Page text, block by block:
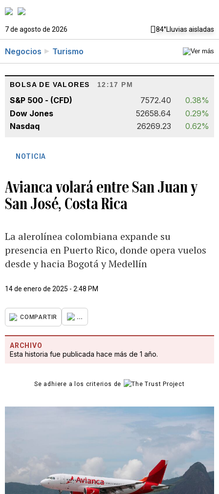
7 de agosto de 2026 84°Lluvias aisladas
Negocios Turismo
BOLSA DE VALORES 12:17 PM
S&P 500 - (CFD) 7572.40
0.38%
Dow Jones
52658.64
0.29%
Nasdaq
26269.23 0.62%
NOTICIA
Avianca volará entre San Juan y
San José, Costa Rica
La alerolínea colombiana expande su
presencia en Puerto Rico, donde opera vuelos
desde y hacia Bogotá y Medellín
14 de enero de 2025 - 2:48 PM
COMPARTIR ...
ARCHIVO
Esta historia fue publicada hace más de 1 año.
Se adhiere a los criterios de